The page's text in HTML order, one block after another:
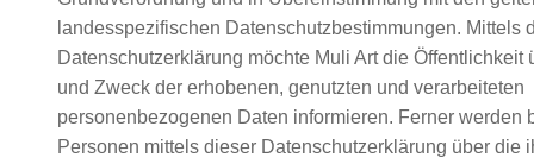
landesspezifischen Datenschutzbestimmungen. Mittels
Datenschutzerklärung möchte Muli Art die Öffentlichkeit
und Zweck der erhobenen, genutzten und verarbeiteten
personenbezogenen Daten informieren. Ferner werden
Personen mittels dieser Datenschutzerklärung über die